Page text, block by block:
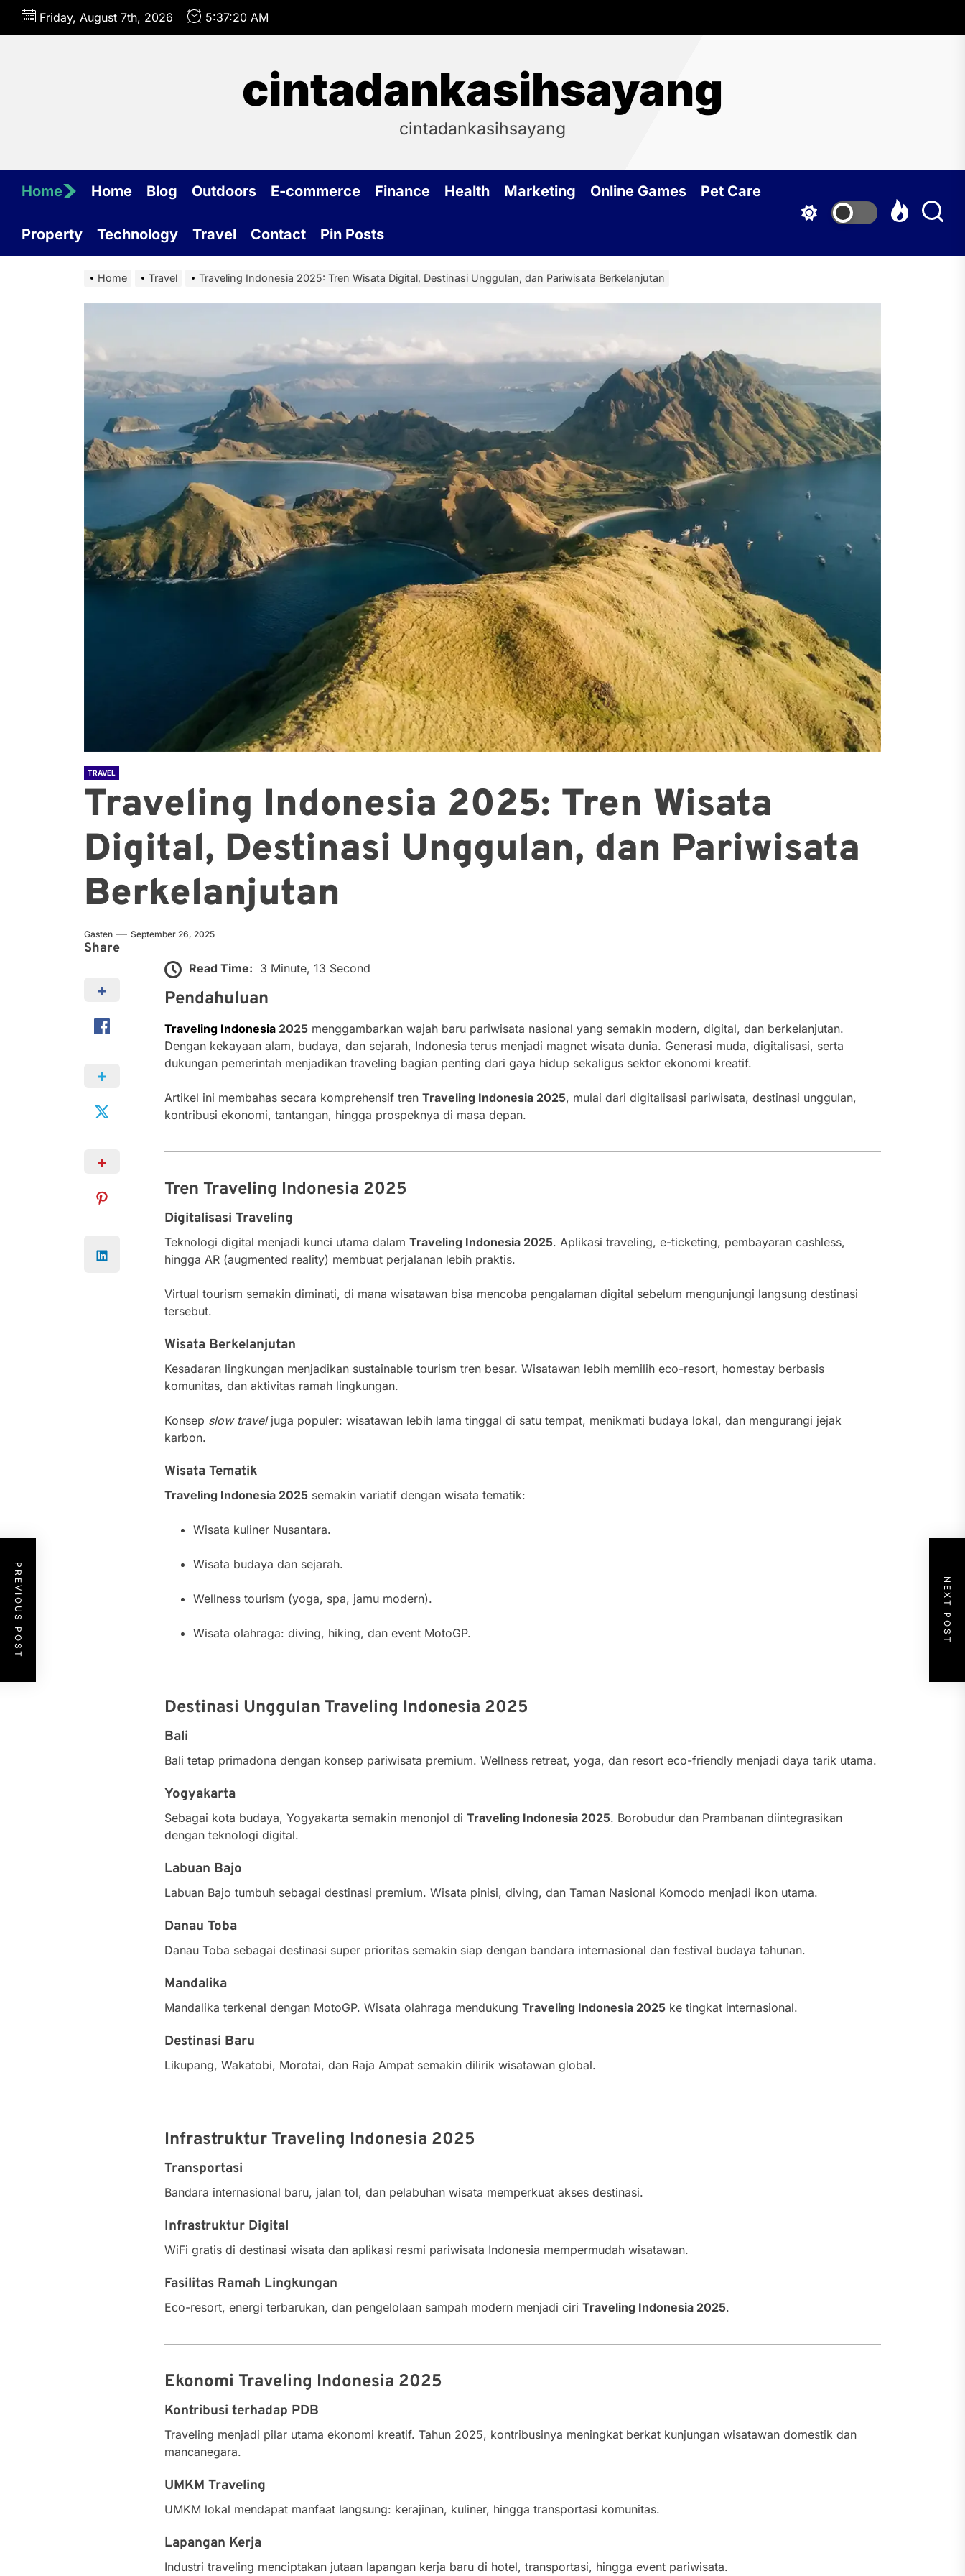
Skip
Friday, August 7th, 2026 5:37:21 AM
cintadankasihsayang
cintadankasihsayang
Home Home Blog Outdoors E-commerce Finance Health Marketing Online Games Pet Care
Property Technology Travel Contact Pin Posts
Home Travel Traveling Indonesia 2025: Tren Wisata Digital, Destinasi Unggulan, dan Pariwisata Berkelanjutan
TRAVEL
Traveling Indonesia 2025: Tren Wisata
Digital, Destinasi Unggulan, dan Pariwisata
Berkelanjutan
Gasten September 26, 2025
Share
Read Time: 3 Minute, 13 Second
Pendahuluan
Traveling Indonesia2025menggambarkan wajah baru pariwisata nasional yang semakin modern, digital, dan berkelanjutan.
Dengan kekayaan alam, budaya, dan sejarah, Indonesia terus menjadi magnet wisata dunia. Generasi muda, digitalisasi, serta
dukungan pemerintah menjadikan traveling bagian penting dari gaya hidup sekaligus sektor ekonomi kreatif.
Artikel ini membahas secara komprehensif tren Traveling Indonesia 2025, mulai dari digitalisasi pariwisata, destinasi unggulan,
kontribusi ekonomi, tantangan, hingga prospeknya di masa depan.
Tren Traveling Indonesia 2025
Digitalisasi Traveling
Teknologi digital menjadi kunci utama dalam Traveling Indonesia 2025. Aplikasi traveling, e-ticketing, pembayaran cashless,
hingga AR (augmented reality) membuat perjalanan lebih praktis.
Virtual tourism semakin diminati, di mana wisatawan bisa mencoba pengalaman digital sebelum mengunjungi langsung destinasi
tersebut.
Wisata Berkelanjutan
Kesadaran lingkungan menjadikan sustainable tourism tren besar. Wisatawan lebih memilih eco-resort, homestay berbasis
komunitas, dan aktivitas ramah lingkungan.
Konsep slow traveljuga populer: wisatawan lebih lama tinggal di satu tempat, menikmati budaya lokal, dan mengurangi jejak
karbon.
Wisata Tematik
Traveling Indonesia 2025semakin variatif dengan wisata tematik:
Wisata kuliner Nusantara.
Wisata budaya dan sejarah.
Wellness tourism (yoga, spa, jamu modern).
Wisata olahraga: diving, hiking, dan event MotoGP.
Destinasi Unggulan Traveling Indonesia 2025
Bali
Bali tetap primadona dengan konsep pariwisata premium. Wellness retreat, yoga, dan resort eco-friendly menjadi daya tarik utama.
Yogyakarta
Sebagai kota budaya, Yogyakarta semakin menonjol di Traveling Indonesia 2025. Borobudur dan Prambanan diintegrasikan
dengan teknologi digital.
Labuan Bajo
Labuan Bajo tumbuh sebagai destinasi premium. Wisata pinisi, diving, dan Taman Nasional Komodo menjadi ikon utama.
Danau Toba
Danau Toba sebagai destinasi super prioritas semakin siap dengan bandara internasional dan festival budaya tahunan.
Mandalika
Mandalika terkenal dengan MotoGP. Wisata olahraga mendukung Traveling Indonesia 2025ke tingkat internasional.
Destinasi Baru
Likupang, Wakatobi, Morotai, dan Raja Ampat semakin dilirik wisatawan global.
Infrastruktur Traveling Indonesia 2025
Transportasi
Bandara internasional baru, jalan tol, dan pelabuhan wisata memperkuat akses destinasi.
Infrastruktur Digital
WiFi gratis di destinasi wisata dan aplikasi resmi pariwisata Indonesia mempermudah wisatawan.
Fasilitas Ramah Lingkungan
Eco-resort, energi terbarukan, dan pengelolaan sampah modern menjadi ciri Traveling Indonesia 2025.
Ekonomi Traveling Indonesia 2025
Kontribusi terhadap PDB
Traveling menjadi pilar utama ekonomi kreatif. Tahun 2025, kontribusinya meningkat berkat kunjungan wisatawan domestik dan
mancanegara.
UMKM Traveling
UMKM lokal mendapat manfaat langsung: kerajinan, kuliner, hingga transportasi komunitas.
Lapangan Kerja
Industri traveling menciptakan jutaan lapangan kerja baru di hotel, transportasi, hingga event pariwisata.
PREVIOUS POST NEXT POST